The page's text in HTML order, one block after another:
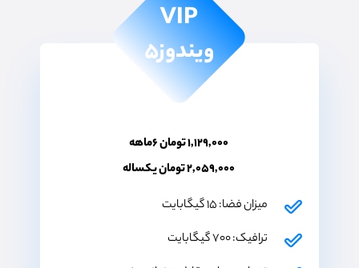
VIP
ویندوز۵
۱,۱۲۹,۰۰۰ تومان ۶ماهه
۲,۰۵۹,۰۰۰ تومان یکساله
میزان فضا: ۱۵ گیگابایت
ترافیک: ۷۰۰ گیگابایت